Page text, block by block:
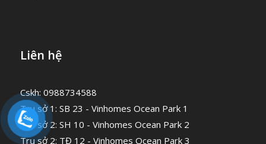
Liên hệ
Cskh: 0988734588
Trụ sở 1: SB 23 - Vinhomes Ocean Park 1
Trụ sở 2: SH 10 - Vinhomes Ocean Park 2
Trụ sở 2: TĐ 12 - Vinhomes Ocean Park 3